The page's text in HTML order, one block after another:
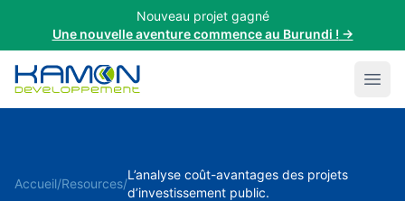
Nouveau projet gagné
Une nouvelle aventure commence au Burundi !→
Accueil/Resources/
L’analyse coût-avantages des projets
d’investissement public.